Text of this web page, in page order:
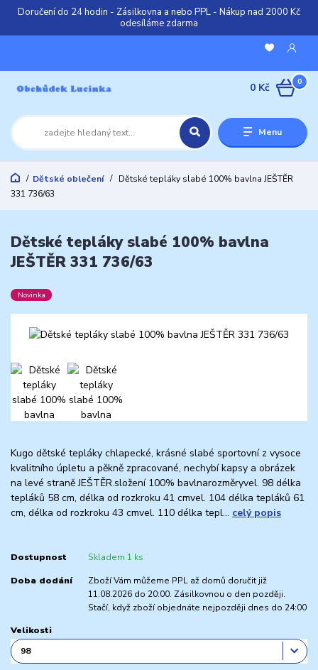
Doručení do 24 hodin - Zásilkovna a nebo PPL - Nákup nad 2000 Kč
odesíláme zdarma
Menu
0
0 Kč
Dětské oblečení
Dětské tepláky slabé 100% bavlna JEŠTĚR
331 736/63
Dětské tepláky slabé 100% bavlna
JEŠTĚR 331 736/63
Novinka
Kugo dětské tepláky chlapecké, krásné slabé sportovní z vysoce
kvalitního úpletu a pěkně zpracované, nechybí kapsy a obrázek
na levé straně JEŠTĚR.složení 100% bavlnarozměryvel. 98 délka
tepláků 58 cm, délka od rozkroku 41 cmvel. 104 délka tepláků 61
cm, délka od rozkroku 43 cmvel. 110 délka tepl... celý popis
Dostupnost Skladem 1 ks
Doba dodání
Zboží Vám můžeme PPL až domů doručit již
11.08.2026 do 20:00. Zásilkovnou o den později.
Stačí, když zboží objednáte nejpozději dnes do 24:00
Velikosti